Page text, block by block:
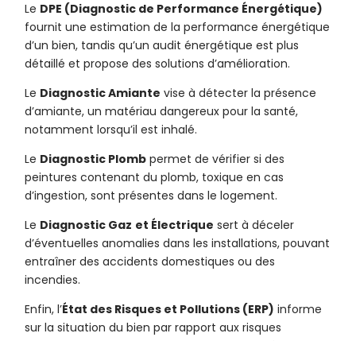
Le DPE (Diagnostic de Performance Énergétique)
fournit une estimation de la performance énergétique
d’un bien, tandis qu’un audit énergétique est plus
détaillé et propose des solutions d’amélioration.
Le Diagnostic Amiante vise à détecter la présence
d’amiante, un matériau dangereux pour la santé,
notamment lorsqu’il est inhalé.
Le Diagnostic Plomb permet de vérifier si des
peintures contenant du plomb, toxique en cas
d’ingestion, sont présentes dans le logement.
Le Diagnostic Gaz et Électrique sert à déceler
d’éventuelles anomalies dans les installations, pouvant
entraîner des accidents domestiques ou des
incendies.
Enfin, l’État des Risques et Pollutions (ERP) informe
sur la situation du bien par rapport aux risques